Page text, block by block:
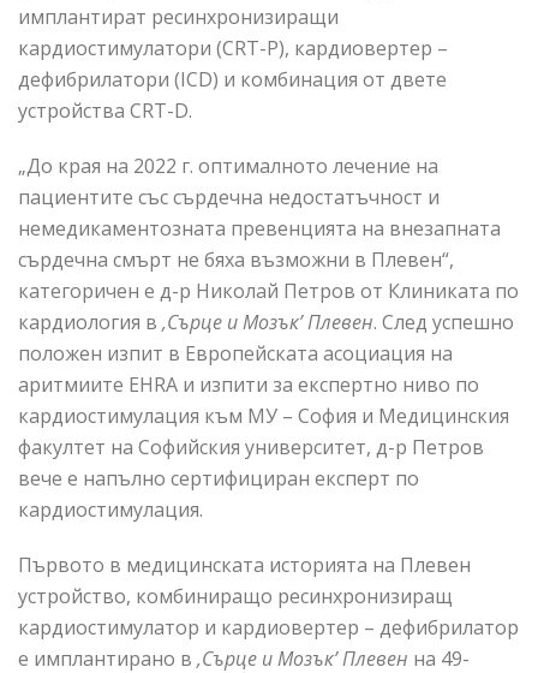
имплантират ресинхронизиращи
кардиостимулатори (CRT-P), кардиовертер –
дефибрилатори (ICD) и комбинация от двете
устройства CRT-D.
„До края на 2022 г. оптималното лечение на
пациентите със сърдечна недостатъчност и
немедикаментозната превенцията на внезапната
сърдечна смърт не бяха възможни в Плевен“,
категоричен е д-р Николай Петров от Клиниката по
кардиология в ,Сърце и Мозък’ Плевен. След успешно
положен изпит в Европейската асоциация на
аритмиите EHRA и изпити за експертно ниво по
кардиостимулация към МУ – София и Медицинския
факултет на Софийския университет, д-р Петров
вече е напълно сертифициран експерт по
кардиостимулация.
Първото в медицинската историята на Плевен
устройство, комбиниращо ресинхронизиращ
кардиостимулатор и кардиовертер – дефибрилатор
e имплантирано в ,Сърце и Мозък’ Плевен на 49-